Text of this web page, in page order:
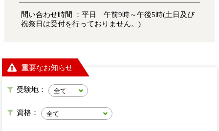
問い合わせ時間 ：平日 午前9時～午後5時(土日及び
祝祭日は受付を行っておりません。)
重要なお知らせ
受験地：
資格：